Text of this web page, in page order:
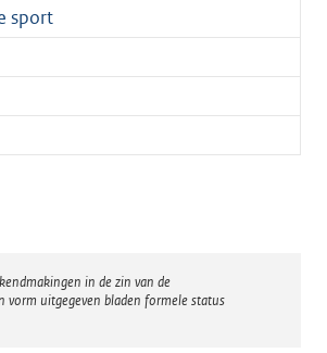
sport
in de zin van de
vorm uitgegeven bladen formele status